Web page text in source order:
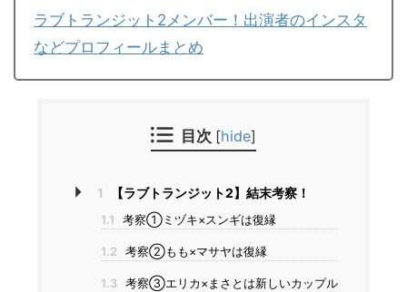
ラブトランジット2メンバー！出演者のインスタ
などプロフィールまとめ
目次 [hide]
1 【ラブトランジット2】結末考察！
1.1 考察①ミヅキ×スンギは復縁
1.2 考察②もも×マサヤは復縁
1.3 考察③エリカ×まさとは新しいカップル